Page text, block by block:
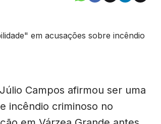
Campos afirmou ser uma
incêndio criminoso no